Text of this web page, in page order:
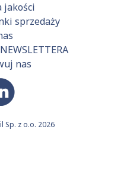
jakości
sprzedaży
nas
Sp. z o.o. 2026